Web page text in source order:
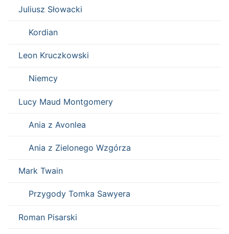
Juliusz Słowacki
Kordian
Leon Kruczkowski
Niemcy
Lucy Maud Montgomery
Ania z Avonlea
Ania z Zielonego Wzgórza
Mark Twain
Przygody Tomka Sawyera
Roman Pisarski